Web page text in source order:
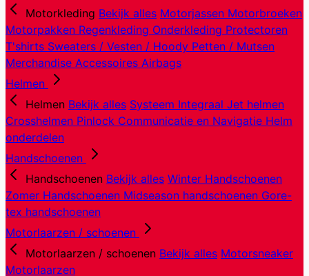
Motorkleding Bekijk alles Motorjassen Motorbroeken
Motorpakken Regenkleding Onderkleding Protectoren
T'shirts Sweaters / Vesten / Hoody Petten / Mutsen
Merchandise Accessoires Airbags
Helmen
Helmen Bekijk alles Systeem Integraal Jet helmen
Crosshelmen Pinlock Communicatie en Navigatie Helm
onderdelen
Handschoenen
Handschoenen Bekijk alles Winter Handschoenen
Zomer Handschoenen Midseason handschoenen Gore-
tex handschoenen
Motorlaarzen / schoenen
Motorlaarzen / schoenen Bekijk alles Motorsneaker
Motorlaarzen